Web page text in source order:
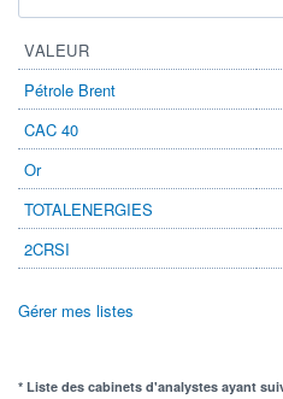
VALEUR
Pétrole Brent
CAC 40
Or
TOTALENERGIES
2CRSI
Gérer mes listes
* Liste des cabinets d'analystes ayant